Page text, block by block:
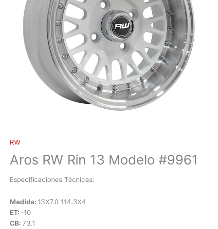
RW
Aros RW Rin 13 Modelo #9961
Especificaciones Técnicas:
Medida: 13X7.0 114.3X4
ET: -10
CB: 73.1